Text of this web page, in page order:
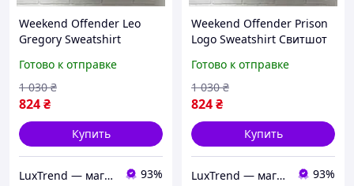
Weekend Offender Leo
Gregory Sweatshirt
Оффендер Лео Грегори
Готово к отправке
824₴
1 030 ₴
Купить
LuxTrend — магазин трендовой одежды 93%
Weekend Offender Prison
Logo Sweatshirt Свитшот
Призон
Готово к отправке
824₴
1 030 ₴
Купить
LuxTrend — магазин трендовой одежды 93%